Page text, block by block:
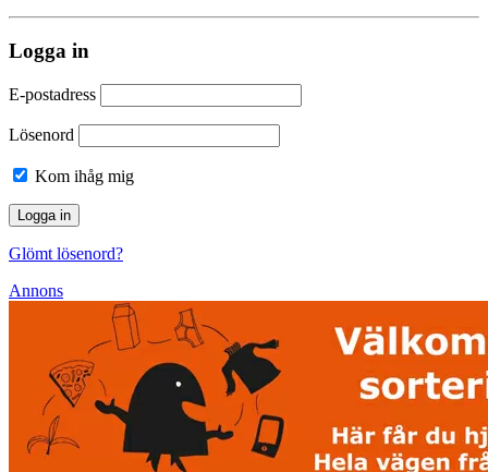
Logga in
E-postadress
Lösenord
Kom ihåg mig
Glömt lösenord?
Annons